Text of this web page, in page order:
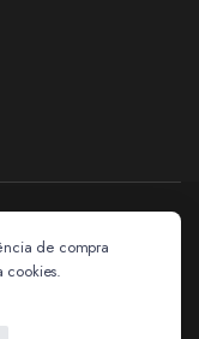
de compra
cookies.